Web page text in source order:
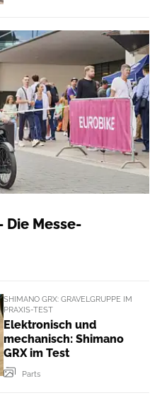
Die Messe-
SHIMANO GRX: GRAVELGRUPPE IM
PRAXIS-TEST
Elektronisch und
mechanisch: Shimano
GRX im Test
Parts